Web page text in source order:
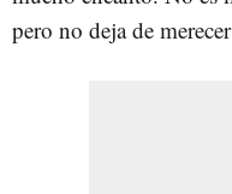
pero no deja de